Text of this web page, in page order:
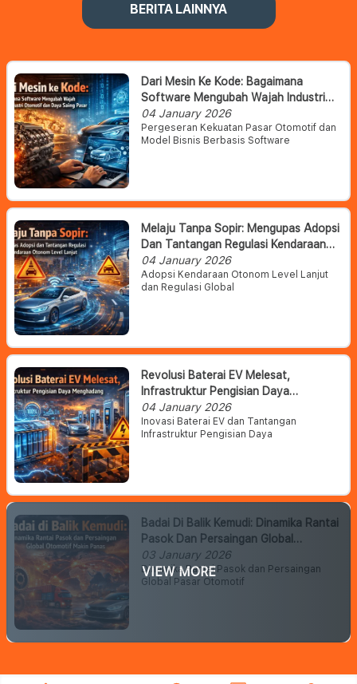
BERITA LAINNYA
Dari Mesin Ke Kode: Bagaimana
Software Mengubah Wajah Industri
Otomotif Dan Daya Saing Pasar
04 January 2026
Pergeseran Kekuatan Pasar Otomotif dan
Model Bisnis Berbasis Software
Melaju Tanpa Sopir: Mengupas Adopsi
Dan Tantangan Regulasi Kendaraan
Otonom Level Lanjut
04 January 2026
Adopsi Kendaraan Otonom Level Lanjut
dan Regulasi Global
Revolusi Baterai EV Melesat,
Infrastruktur Pengisian Daya
Menghadang
04 January 2026
Inovasi Baterai EV dan Tantangan
Infrastruktur Pengisian Daya
Badai Di Balik Kemudi: Dinamika Rantai
Pasok Dan Persaingan Global
Otomotif Makin Panas
03 January 2026
Dinamika Rantai Pasok dan Persaingan
Global Pasar Otomotif
VIEW MORE